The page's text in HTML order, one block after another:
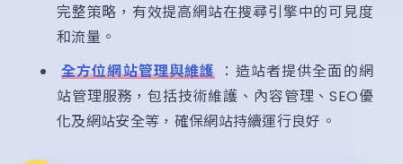
完整策略，有效提高網站在搜尋引擎中的可見度
和流量。
全方位網站管理與維護 ：造站者提供全面的網
站管理服務，包括技術維護、內容管理、SEO優
化及網站安全等，確保網站持續運行良好。